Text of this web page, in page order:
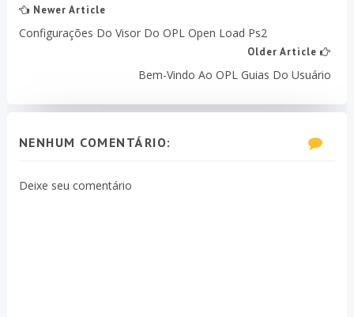
Newer Article
Configurações Do Visor Do OPL Open Load Ps2
Older Article
Bem-Vindo Ao OPL Guias Do Usuário
NENHUM COMENTÁRIO:
Deixe seu comentário